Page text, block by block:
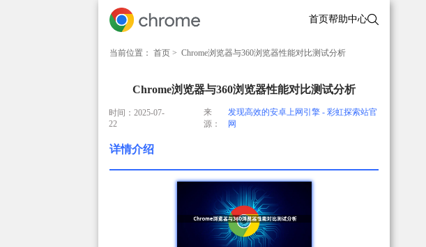
首页帮助中心
当前位置： 首页 > Chrome浏览器与360浏览器性能对比测试分析
Chrome浏览器与360浏览器性能对比测试分析
时间：2025-07-
22
来
源：
发现高效的安卓上网引擎 - 彩虹探索站官
网
详情介绍